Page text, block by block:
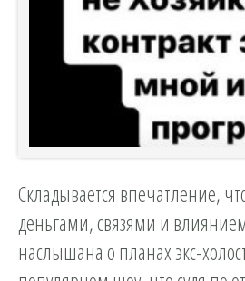
Складывается впечатление,
деньгами, связями и
наслышана о планах экс-